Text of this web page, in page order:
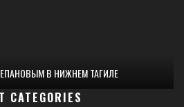
В НИЖНЕМ ТАГИЛЕ
CATEGORIES